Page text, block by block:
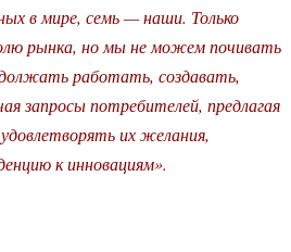
в мире, семь — наши. Только
рынка, но мы не можем почивать
работать, создавать,
запросы потребителей, предлагая
их желания,
к инновациям».